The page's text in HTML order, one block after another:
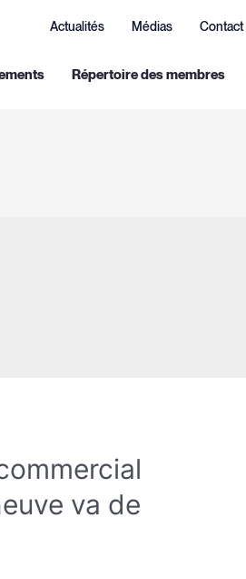
Actualités Médias Contact
Répertoire des membres
va de